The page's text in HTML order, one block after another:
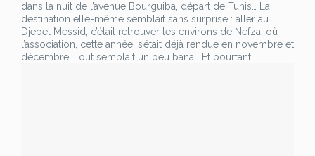
dans la nuit de l’avenue Bourguiba, départ de Tunis… La
destination elle-même semblait sans surprise : aller au
Djebel Messid, c’était retrouver les environs de Nefza, où
l’association, cette année, s’était déjà rendue en novembre et
décembre. Tout semblait un peu banal…Et pourtant…